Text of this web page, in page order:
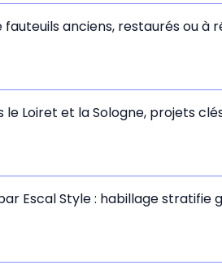
anciens, restaurés ou
Loiret et la Sologne, projets
Escal Style : habillage